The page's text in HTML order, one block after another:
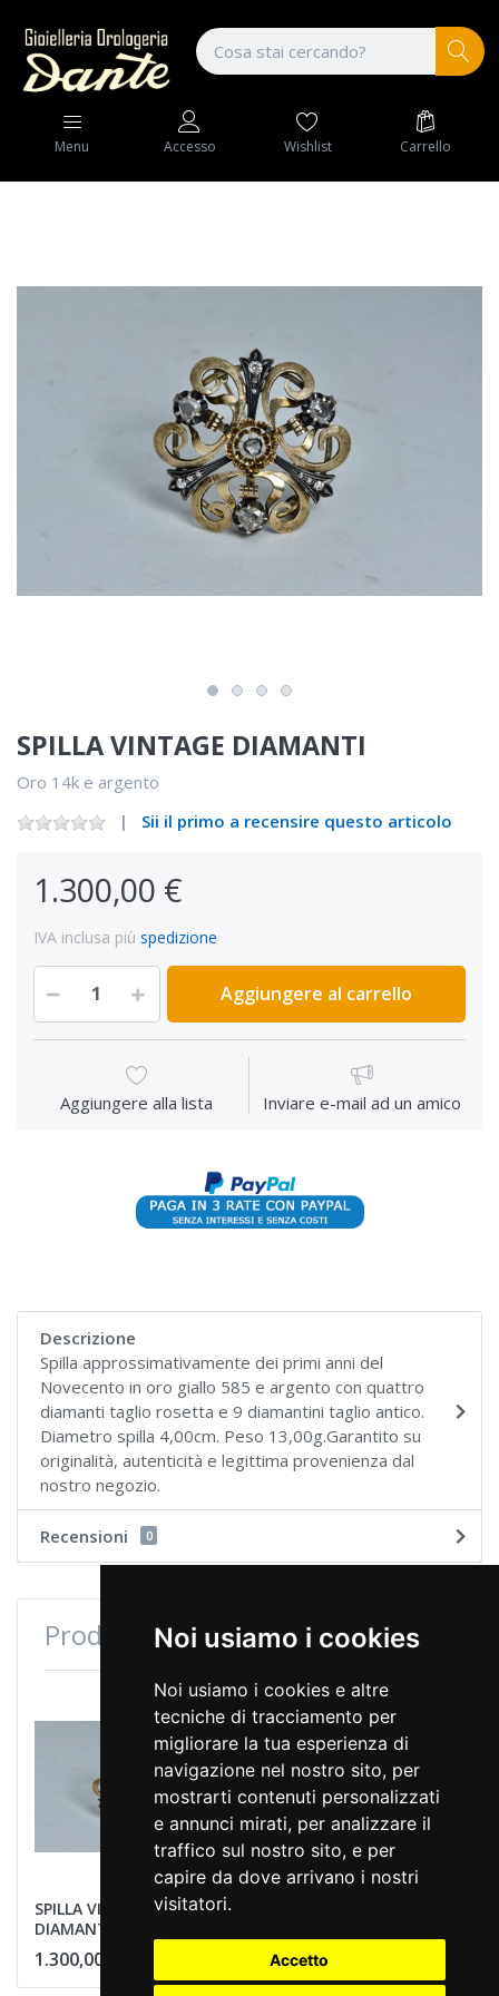
Noi usiamo i cookies
Noi usiamo i cookies e altre
tecniche di tracciamento per
migliorare la tua esperienza di
navigazione nel nostro sito, per
mostrarti contenuti personalizzati
e annunci mirati, per analizzare il
traffico sul nostro sito, e per
capire da dove arrivano i nostri
visitatori.
Accetto
Menu Accesso Wishlist Carrello
SPILLA VINTAGE DIAMANTI
Oro 14k e argento
Sii il primo a recensire questo articolo
1.300,00 €
IVA inclusa più spedizione
Aggiungere al carrello
Aggiungere alla lista Inviare e-mail ad un amico
Descrizione
Spilla approssimativamente dei primi anni del
Novecento in oro giallo 585 e argento con quattro
diamanti taglio rosetta e 9 diamantini taglio antico.
Diametro spilla 4,00cm. Peso 13,00g.Garantito su
originalità, autenticità e legittima provenienza dal
nostro negozio.
Recensioni 0
Prodotti consultati di recente
SPILLA VINTAGE
DIAMANTI
1.300,00 €